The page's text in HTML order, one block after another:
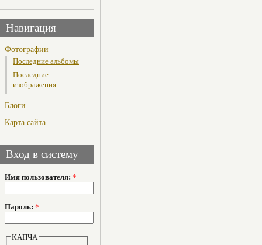
Навигация
Фотографии
Последние альбомы
Последние
изображения
Блоги
Карта сайта
Вход в систему
Имя пользователя: *
Пароль: *
КАПЧА